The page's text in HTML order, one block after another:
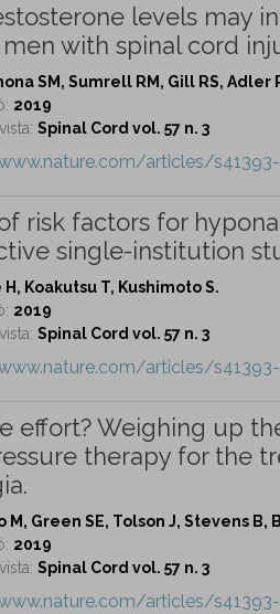
levels may
with spinal cord
SM, Sumrell RM, Gill RS, Adler
2019
Spinal Cord vol. 57 n. 3
articles/
risk factors for
single-institution
H, Koakutsu T, Kushimoto S.
2019
Spinal Cord vol. 57 n. 3
articles/
effort? Weighing up
therapy for the
M, Green SE, Tolson J, Stevens
2019
Spinal Cord vol. 57 n. 3
articles/